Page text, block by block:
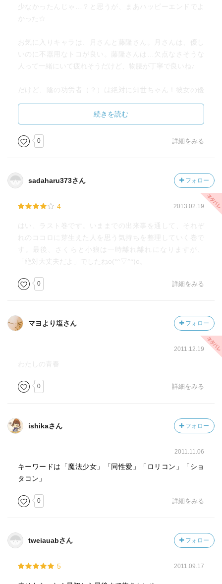
少なかったんじゃ…？と思うが、まあハッピーエンドでよ
かった☆
お気に入りキャラは、月さんと藤隆さん。月さんは、優し
いのに不器用なトコが良い。藤隆さんは…欠点なさそうな
人って一緒にいて疲れそうだけど、物腰が丁寧で良いね♪
だけど、陰の功労者（？）は絶対に知世ちゃん！彼女の優
最終巻で知世ちゃんが言った、「人が いちばん わからない
のは 自分のことですわ とくに『心』のことは」（12巻72
頁）と「答えは もう さくらちゃんの中にありますわ あとは
それに気づく きっかけだけです」（同74頁）という言葉に
もう答えが出ている悩みって、わりと多いかも。あとは誰
かに背中を押してほしいだけ…、みたいな。やっぱ知世ち
～と改めて気付かされた気がしたv
続きを読む
0 詳細をみる
sadaharu373さん フォロー
4 2013.02.19
はい、ラスト巻です。いままでの出来事を通して、それぞ
れのココロに芽生えた人を思う気持ちを整理していく巻で
す。最後、さくらと小狼は一時離れ離れになりますが、
「絶対大丈夫だよ」でしたねo(*^▽^*)o。
0 詳細をみる
マヨより塩さん フォロー
2011.12.19
わたしの青春
0 詳細をみる
ishikaさん フォロー
2011.11.06
キーワードは「魔法少女」「同性愛」「ロリコン」「ショ
タコン」
0 詳細をみる
tweiauabさん フォロー
5 2011.09.17